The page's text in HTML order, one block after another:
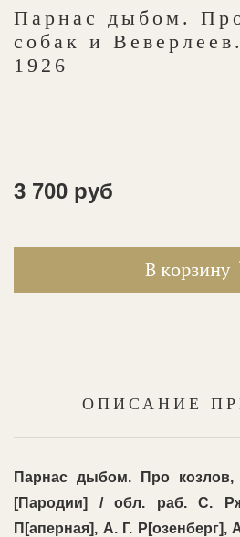
Парнас дыбом.
собак и
1926
3 700 руб
В корзину
ОПИСАНИЕ
Парнас дыбом. Про козлов,
[Пародии] / обл. раб. С.
П[аперная], А. Г.